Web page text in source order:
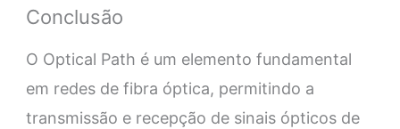
Conclusão
O Optical Path é um elemento fundamental
em redes de fibra óptica, permitindo a
transmissão e recepção de sinais ópticos de